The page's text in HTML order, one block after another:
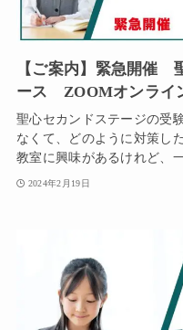
【ご案内】緊急開催
ース ZOOMオンライ
聖心セカンドステージの受
なくて、どのように対策し
教室に興味があるけれど、
2024年2月19日